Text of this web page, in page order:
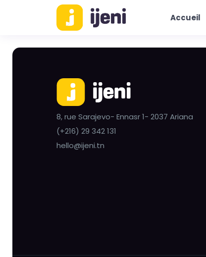
Accueil
8, rue Sarajevo- Ennasr 1- 2037 Ariana
(+216) 29 342 131
hello@ijeni.tn